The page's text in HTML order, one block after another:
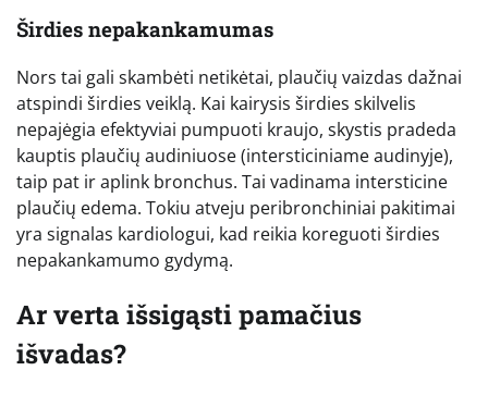
Širdies nepakankamumas
Nors tai gali skambėti netikėtai, plaučių vaizdas dažnai
atspindi širdies veiklą. Kai kairysis širdies skilvelis
nepajėgia efektyviai pumpuoti kraujo, skystis pradeda
kauptis plaučių audiniuose (intersticiniame audinyje),
taip pat ir aplink bronchus. Tai vadinama intersticine
plaučių edema. Tokiu atveju peribronchiniai pakitimai
yra signalas kardiologui, kad reikia koreguoti širdies
nepakankamumo gydymą.
Ar verta išsigąsti pamačius
išvadas?